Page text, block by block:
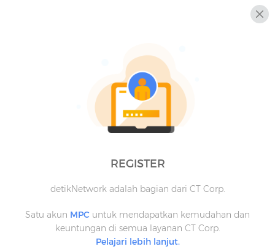
REGISTER
detikNetwork adalah bagian dari CT Corp.
Satu akun MPC untuk mendapatkan kemudahan dan
keuntungan di semua layanan CT Corp.
Pelajari lebih lanjut.